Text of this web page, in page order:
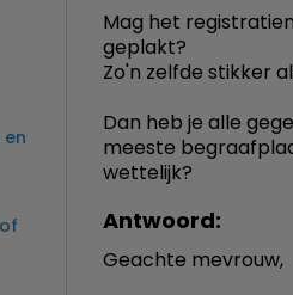
Mag het
geplakt?
Zo'n zelfde stikker
Dan heb je alle
meeste
wettelijk?
Antwoord:
Geachte mevrouw,